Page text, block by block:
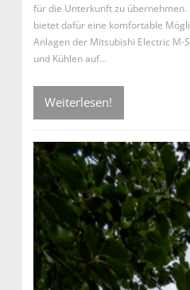
für die Unterkunft zu
bietet dafür eine komfortable
Anlagen der Mitsubishi Electric M-
und Kühlen auf…
Weiterlesen!